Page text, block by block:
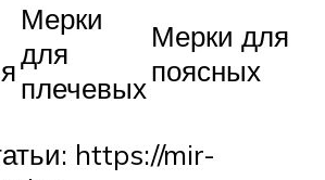
Мерки
для
плечевых
Мерки для
поясных
https://mir-